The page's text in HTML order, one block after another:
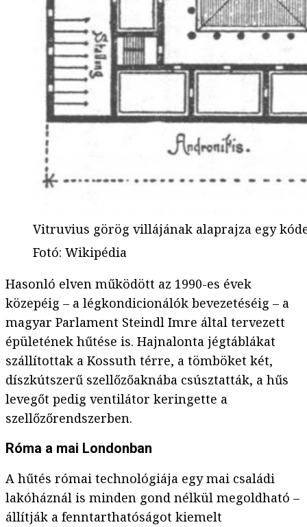
Vitruvius görög villájának alaprajza egy
Fotó: Wikipédia
Hasonló elven működött az 1990-es évek
közepéig – a légkondicionálók bevezetéséig – a
magyar Parlament Steindl Imre által tervezett
épületének hűtése is. Hajnalonta jégtáblákat
szállítottak a Kossuth térre, a tömböket két,
díszkútszerű szellőzőaknába csúsztatták, a hűs
levegőt pedig ventilátor keringette a
szellőzőrendszerben.
Róma a mai Londonban
A hűtés római technológiája egy mai családi
lakóháznál is minden gond nélkül megoldható –
állítják a fenntarthatóságot kiemelt